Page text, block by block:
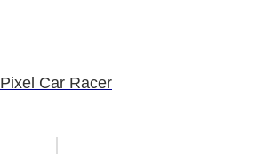
Pixel Car Racer